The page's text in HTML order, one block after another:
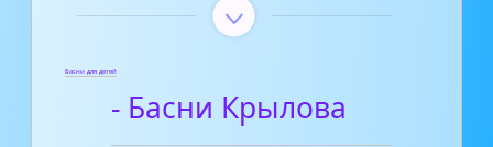
Басни для детей
- Басни Крылова